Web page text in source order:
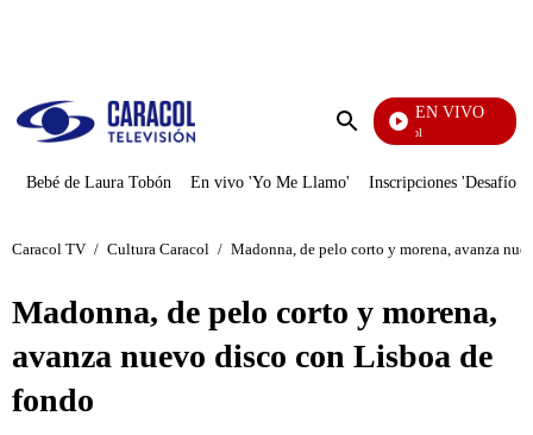
Enviar
EN VIVO
Noticias Caracol
Bebé de Laura Tobón En vivo 'Yo Me Llamo' Inscripciones 'Desafío'
Caracol TV / Cultura Caracol / Madonna, de pelo corto y morena, avanza
Madonna, de pelo corto y morena,
avanza nuevo disco con Lisboa de
fondo